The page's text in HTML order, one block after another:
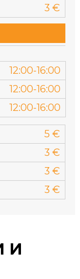
3 €
12:00-16:00
12:00-16:00
12:00-16:00
5 €
3 €
3 €
3 €
И